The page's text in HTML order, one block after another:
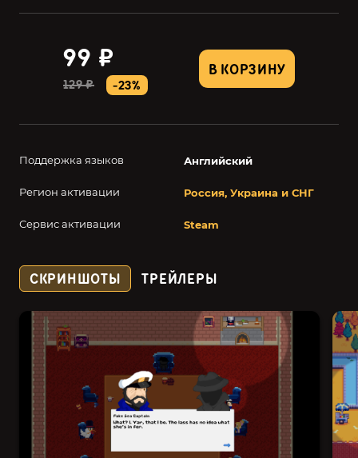
В КОРЗИНУ
99 ₽
129 ₽ -23%
Поддержка языков Английский
Регион активации Россия, Украина и СНГ
Сервис активации Steam
СКРИНШОТЫ ТРЕЙЛЕРЫ